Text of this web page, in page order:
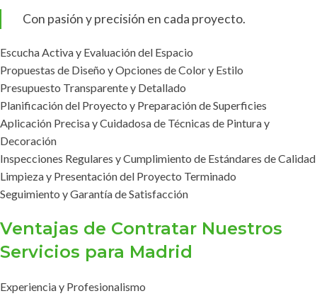
Con pasión y precisión en cada proyecto.
Escucha Activa y Evaluación del Espacio
Propuestas de Diseño y Opciones de Color y Estilo
Presupuesto Transparente y Detallado
Planificación del Proyecto y Preparación de Superficies
Aplicación Precisa y Cuidadosa de Técnicas de Pintura y
Decoración
Inspecciones Regulares y Cumplimiento de Estándares de Calidad
Limpieza y Presentación del Proyecto Terminado
Seguimiento y Garantía de Satisfacción
Ventajas de Contratar Nuestros
Servicios para Madrid
Experiencia y Profesionalismo